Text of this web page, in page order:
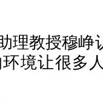
理教授穆峥
境让很多